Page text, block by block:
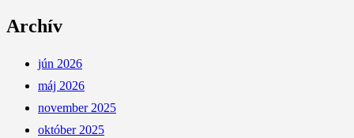
Archív
jún 2026
máj 2026
november 2025
október 2025